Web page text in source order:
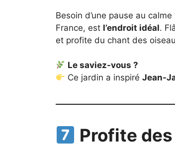
Besoin d’une pause au calme
France, est l’endroit idéal.
et profite du chant des
Le saviez-vous ?
Ce jardin a inspiréJean-
Profite